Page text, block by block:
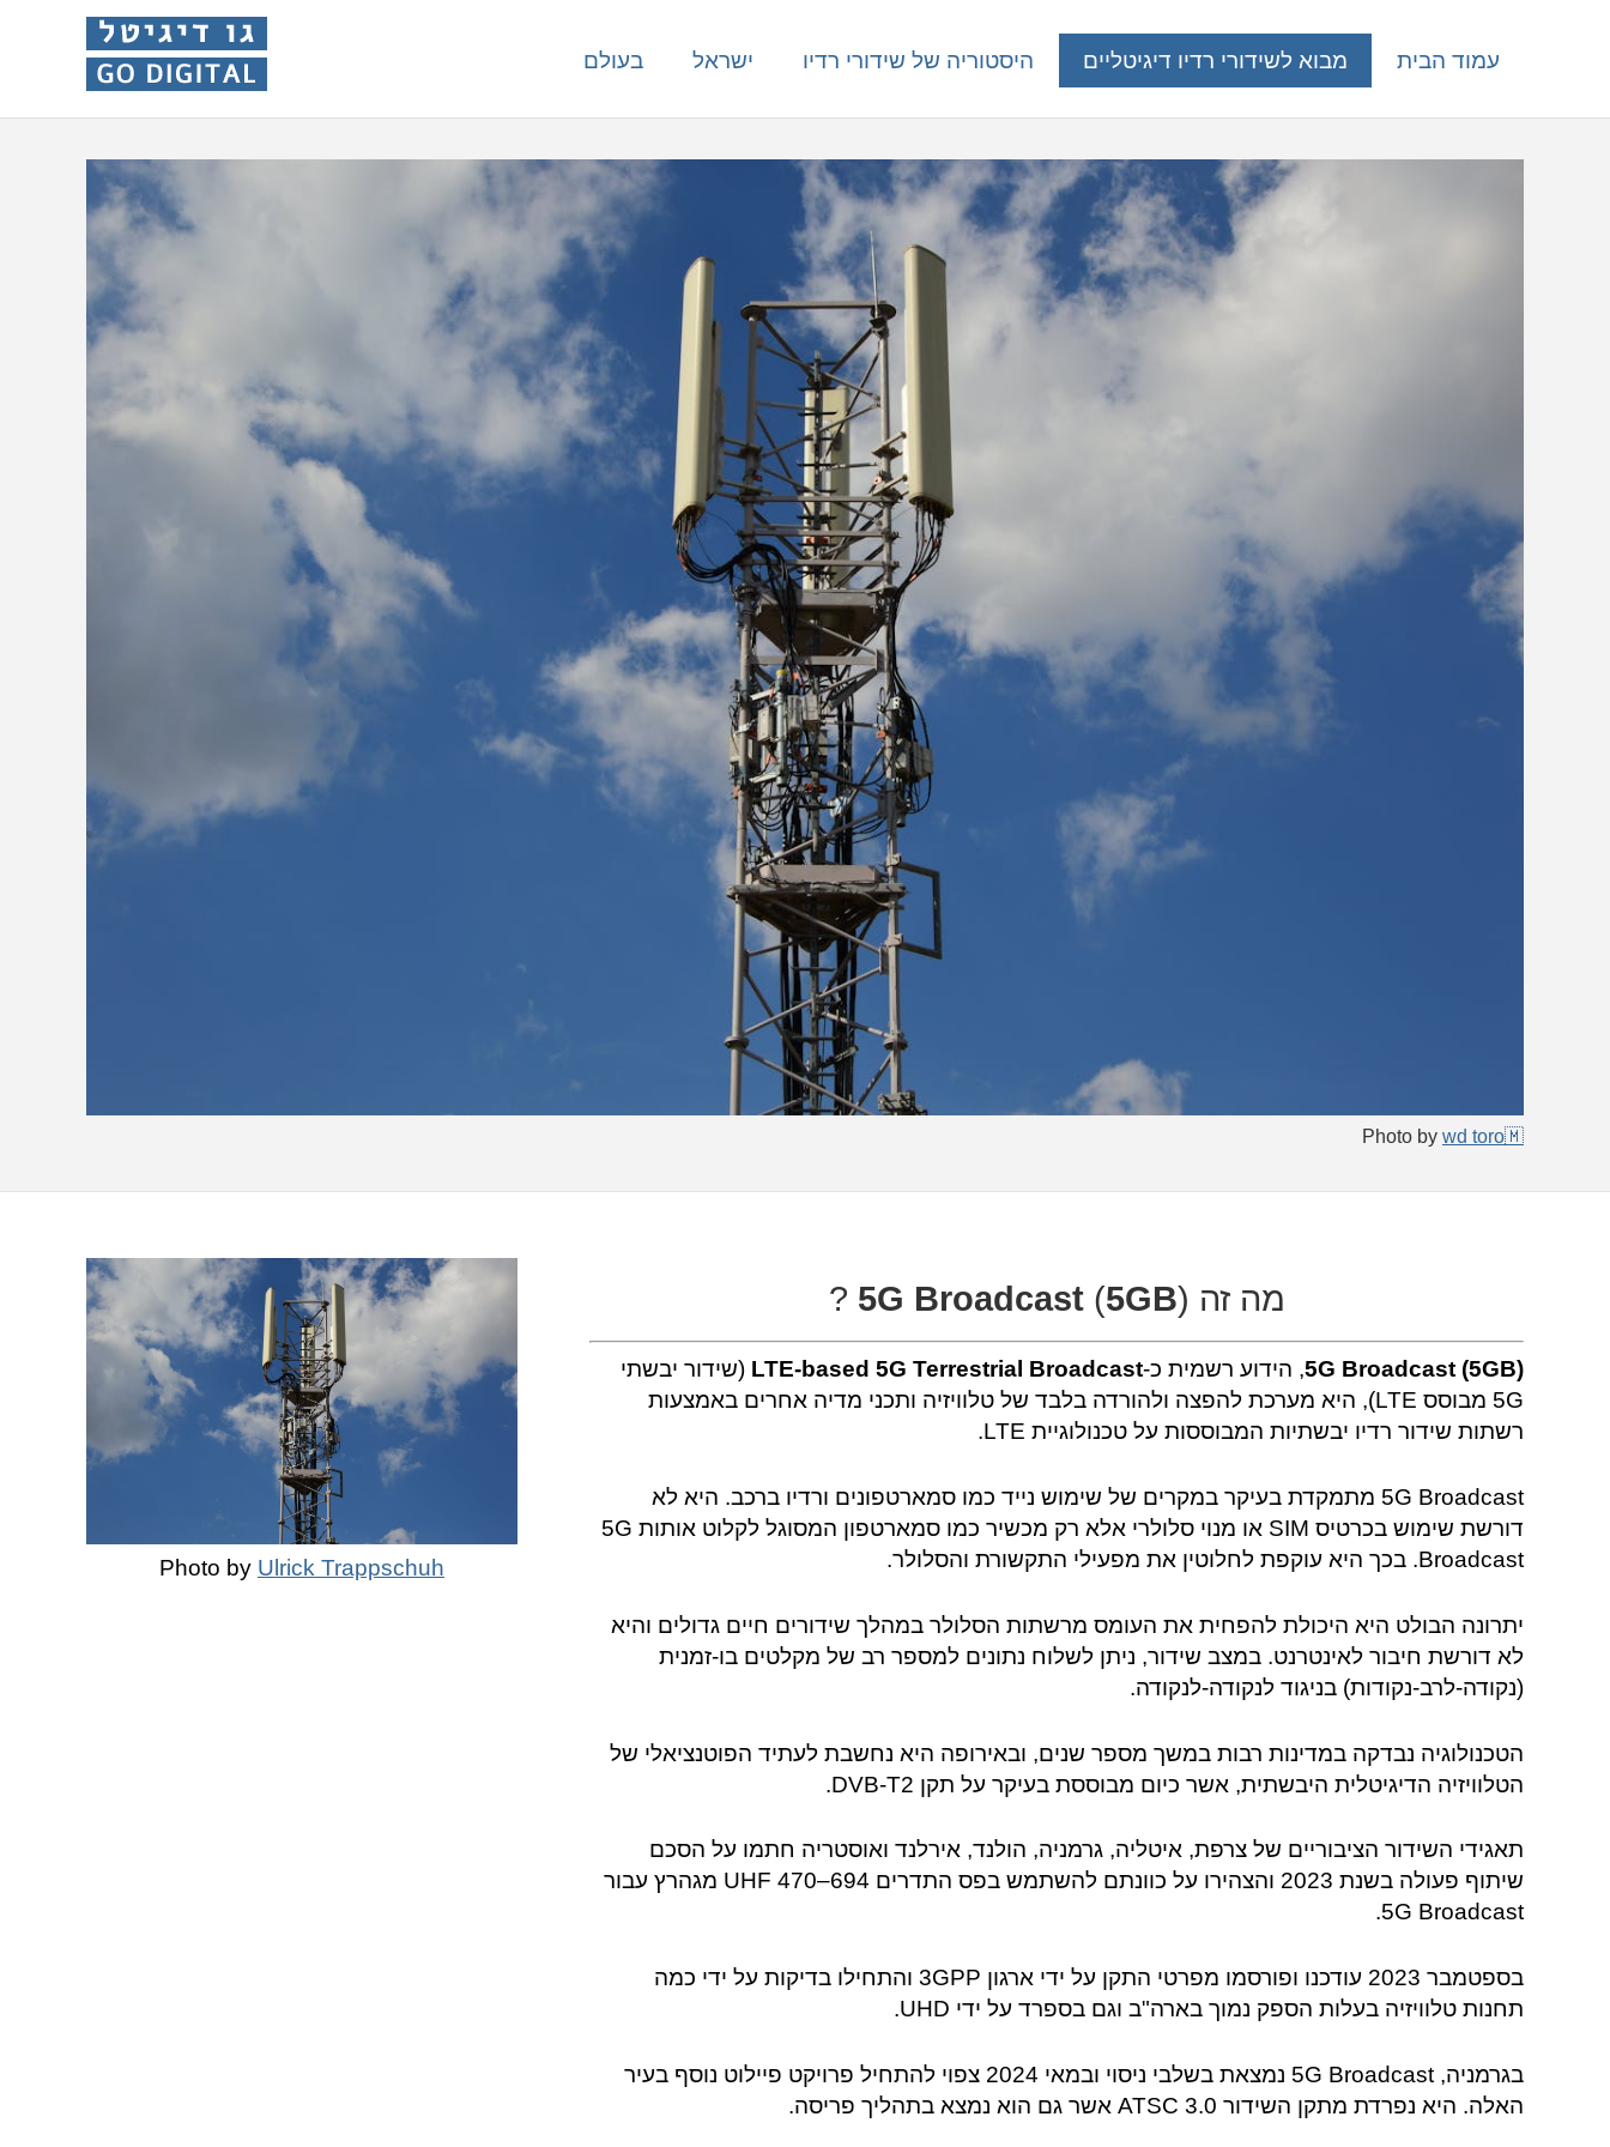
בעולם ישראל היסטוריה של שידורי רדיו מבוא לשידורי רדיו דיגיטליים עמוד הבית
Photo by wd toro🇲
מה זה 5G Broadcast(5GB) ?
5G Broadcast (5GB), הידוע רשמית כ-LTE-based 5G Terrestrial Broadcast (שידור יבשתי
5G מבוסס LTE), היא מערכת להפצה ולהורדה בלבד של טלוויזיה ותכני מדיה אחרים באמצעות
רשתות שידור רדיו יבשתיות המבוססות על טכנולוגיית LTE.
5G Broadcast מתמקדת בעיקר במקרים של שימוש נייד כמו סמארטפונים ורדיו ברכב. היא לא
דורשת שימוש בכרטיס SIM או מנוי סלולרי אלא רק מכשיר כמו סמארטפון המסוגל לקלוט אותות 5G
Broadcast. בכך היא עוקפת לחלוטין את מפעילי התקשורת והסלולר.
יתרונה הבולט היא היכולת להפחית את העומס מרשתות הסלולר במהלך שידורים חיים גדולים והיא
לא דורשת חיבור לאינטרנט. במצב שידור, ניתן לשלוח נתונים למספר רב של מקלטים בו-זמנית
(נקודה-לרב-נקודות) בניגוד לנקודה-לנקודה.
הטכנולוגיה נבדקה במדינות רבות במשך מספר שנים, ובאירופה היא נחשבת לעתיד הפוטנציאלי של
הטלוויזיה הדיגיטלית היבשתית, אשר כיום מבוססת בעיקר על תקן DVB-T2.
תאגידי השידור הציבוריים של צרפת, איטליה, גרמניה, הולנד, אירלנד ואוסטריה חתמו על הסכם
שיתוף פעולה בשנת 2023 והצהירו על כוונתם להשתמש בפס התדרים UHF 470–694 מגהרץ עבור
5G Broadcast.
בספטמבר 2023 עודכנו ופורסמו מפרטי התקן על ידי ארגון 3GPP והתחילו בדיקות על ידי כמה
תחנות טלוויזיה בעלות הספק נמוך בארה"ב וגם בספרד על ידי UHD.
בגרמניה, 5G Broadcast נמצאת בשלבי ניסוי ובמאי 2024 צפוי להתחיל פרויקט פיילוט נוסף בעיר
האלה. היא נפרדת מתקן השידור ATSC 3.0 אשר גם הוא נמצא בתהליך פריסה.
Photo by Ulrick Trappschuh